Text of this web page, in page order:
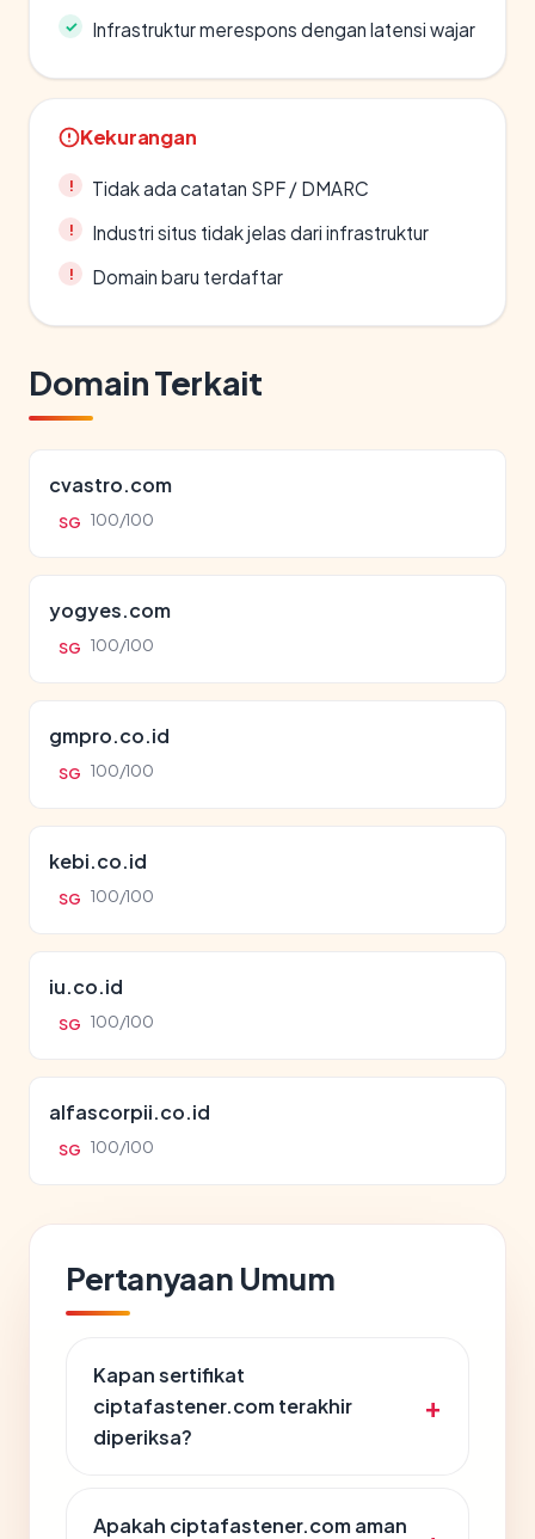
Infrastruktur merespons dengan latensi wajar
Kekurangan
Tidak ada catatan SPF / DMARC
Industri situs tidak jelas dari infrastruktur
Domain baru terdaftar
Domain Terkait
cvastro.com
SG 100/100
yogyes.com
SG 100/100
gmpro.co.id
SG 100/100
kebi.co.id
SG 100/100
iu.co.id
SG 100/100
alfascorpii.co.id
SG 100/100
Pertanyaan Umum
Kapan sertifikat
ciptafastener.com terakhir
diperiksa?
Apakah ciptafastener.com aman